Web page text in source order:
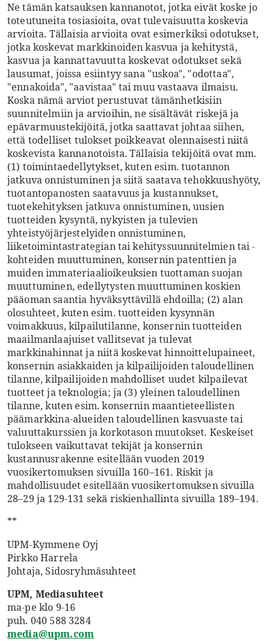
Ne tämän katsauksen kannanotot, jotka eivät koske jo
toteutuneita tosiasioita, ovat tulevaisuutta koskevia
arvioita. Tällaisia arvioita ovat esimerkiksi odotukset,
jotka koskevat markkinoiden kasvua ja kehitystä,
kasvua ja kannattavuutta koskevat odotukset sekä
lausumat, joissa esiintyy sana "uskoa", "odottaa",
"ennakoida", "aavistaa" tai muu vastaava ilmaisu.
Koska nämä arviot perustuvat tämänhetkisiin
suunnitelmiin ja arvioihin, ne sisältävät riskejä ja
epävarmuustekijöitä, jotka saattavat johtaa siihen,
että todelliset tulokset poikkeavat olennaisesti niitä
koskevista kannanotoista. Tällaisia tekijöitä ovat mm.
(1) toimintaedellytykset, kuten esim. tuotannon
jatkuva onnistuminen ja siitä saatava tehokkuushyöty,
tuotantopanosten saatavuus ja kustannukset,
tuotekehityksen jatkuva onnistuminen, uusien
tuotteiden kysyntä, nykyisten ja tulevien
yhteistyöjärjestelyiden onnistuminen,
liiketoimintastrategian tai kehityssuunnitelmien tai -
kohteiden muuttuminen, konsernin patenttien ja
muiden immateriaalioikeuksien tuottaman suojan
muuttuminen, edellytysten muuttuminen koskien
pääoman saantia hyväksyttävillä ehdoilla; (2) alan
olosuhteet, kuten esim. tuotteiden kysynnän
voimakkuus, kilpailutilanne, konsernin tuotteiden
maailmanlaajuiset vallitsevat ja tulevat
markkinahinnat ja niitä koskevat hinnoittelupaineet,
konsernin asiakkaiden ja kilpailijoiden taloudellinen
tilanne, kilpailijoiden mahdolliset uudet kilpailevat
tuotteet ja teknologia; ja (3) yleinen taloudellinen
tilanne, kuten esim. konsernin maantieteellisten
päämarkkina-alueiden taloudellinen kasvuaste tai
valuuttakurssien ja korkotason muutokset. Keskeiset
tulokseen vaikuttavat tekijät ja konsernin
kustannusrakenne esitellään vuoden 2019
vuosikertomuksen sivuilla 160–161. Riskit ja
mahdollisuudet esitellään vuosikertomuksen sivuilla
28–29 ja 129-131 sekä riskienhallinta sivuilla 189–194.
**
UPM-Kymmene Oyj
Pirkko Harrela
Johtaja, Sidosryhmäsuhteet
UPM, Mediasuhteet
ma-pe klo 9-16
puh. 040 588 3284
media@upm.com